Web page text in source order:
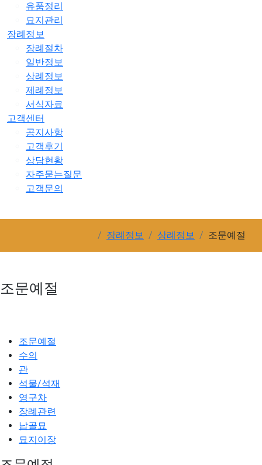
유품정리
묘지관리
장례정보
장례절차
일반정보
상례정보
제례정보
서식자료
고객센터
공지사항
고객후기
상담현황
자주묻는질문
고객문의
장례정보 상례정보 조문예절
조문예절
조문예절
수의
관
석물/석재
영구차
장례관련
납골묘
묘지이장